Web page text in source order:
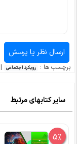
برچسب ها : رویکرد اجتماعی |
سایر کتابهای مرتبط
5%